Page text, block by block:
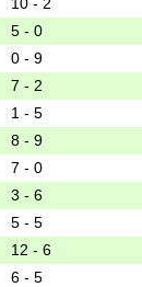
5 - 0
0 - 9
7 - 2
1 - 5
8 - 9
7 - 0
3 - 6
5 - 5
12 - 6
6 - 5